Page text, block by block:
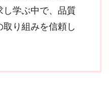
し学ぶ中で、品質
り組みを信頼し